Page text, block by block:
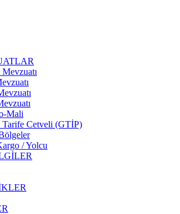
Mali
Tarife Cetveli (GTİP)
/ Yolcu